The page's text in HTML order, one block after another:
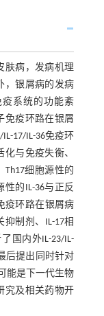
肤病，发病机理
，银屑病的发病
系统的功能紊
免疫环路在银屑
17/IL-36免疫环
与免疫失衡、
Th17细胞源性的
的IL-36与正反
疫环路在银屑病
制剂、IL-17相
国内外IL-23/IL-
后提出同时针对
能是下一代生物
究及相关药物开